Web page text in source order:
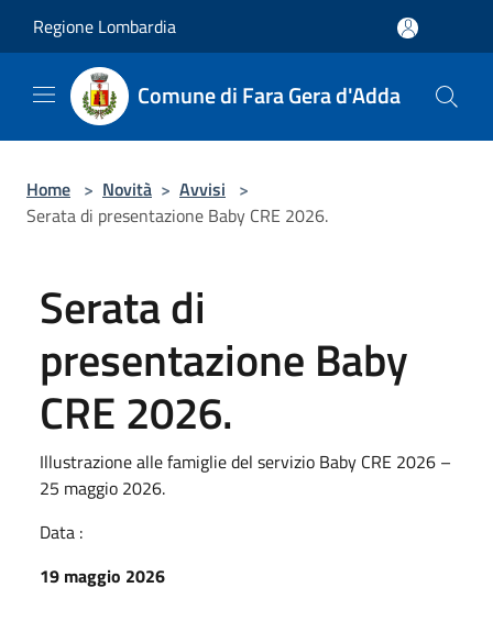
Regione Lombardia
Comune di Fara Gera d'Adda
Home > Novità > Avvisi >
Serata di presentazione Baby CRE 2026.
Serata di
presentazione Baby
CRE 2026.
Illustrazione alle famiglie del servizio Baby CRE 2026 –
25 maggio 2026.
Data :
19 maggio 2026